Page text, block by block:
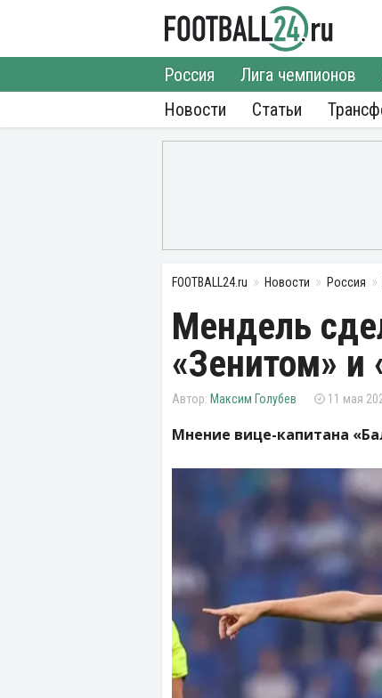
Новости
Россия Лига чемпионов
Статьи
FOOTBALL24.ru Новости Россия
Мендель
«Зенитом» и
Максим Голубев 11 мая
Мнение вице-капитана